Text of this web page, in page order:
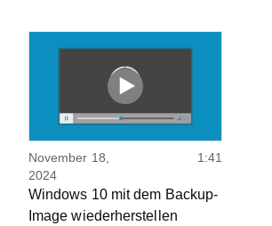
November 18,
2024
1:41
Windows 10 mit dem Backup-
Image wiederherstellen